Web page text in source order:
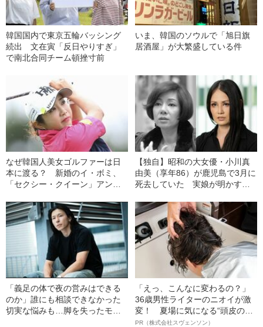
韓国国内で東京五輪バッシング
続出 文在寅「反日やりすぎ」
で南北合同チーム頓挫寸前
いま、韓国のソウルで「旭日旗
居酒屋」が大繁盛している件
なぜ韓国人美女ゴルファーは日
本に渡る？ 新婚のイ・ボミ、
「セクシー・クイーン」アン・
【独自】昭和の大女優・小川真
由美（享年86）が鹿児島で3月に
死去していた 実娘が明かす
「義足の体で夜の営みはできる
のか」誰にも相談できなかった
切実な悩みも…脚を失ったモデ
「えっ、こんなに変わるの？」
36歳男性ライターのニオイが激
変！ 夏場に気になる“頭皮のニ
オイ”や“ベタつき”を解消す
PR（株式会社スヴェンソン）